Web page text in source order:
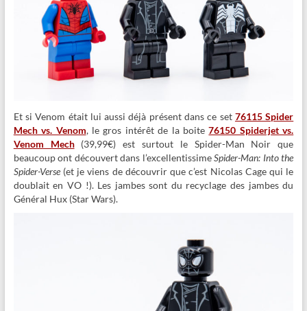
Et si Venom était lui aussi déjà présent dans ce set 76115 Spider
Mech vs. Venom, le gros intérêt de la boite76150 Spiderjet vs.
Venom Mech(39,99€) est surtout le Spider-Man Noir que
beaucoup ont découvert dans l’excellentissimeSpider-Man: Into the
Spider-Verse(et je viens de découvrir que c’est Nicolas Cage qui le
doublait en VO !). Les jambes sont du recyclage des jambes du
Général Hux (Star Wars).